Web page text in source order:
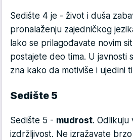
Sedište 4 je - život i duša
pronalaženju zajedničkog
lako se prilagođavate novim
postajete deo tima. U javnosti
zna kako da motiviše i ujedini
Sedište 5
Sedište 5 - mudrost. Odlikuju
izdržljivost. Ne izražavate brzo